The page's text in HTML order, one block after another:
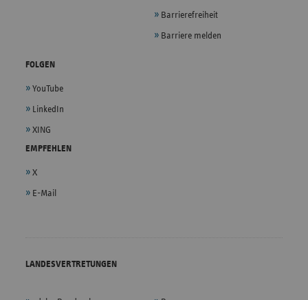
Barrierefreiheit
Barriere melden
FOLGEN
YouTube
LinkedIn
XING
EMPFEHLEN
X
E-Mail
LANDESVERTRETUNGEN